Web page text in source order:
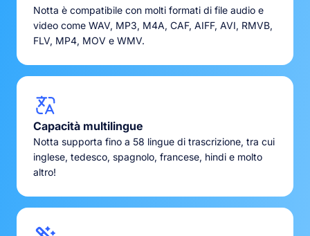
Notta è compatibile con molti formati di file audio e
video come WAV, MP3, M4A, CAF, AIFF, AVI, RMVB,
FLV, MP4, MOV e WMV.
Capacità multilingue
Notta supporta fino a 58 lingue di trascrizione, tra cui
inglese, tedesco, spagnolo, francese, hindi e molto
altro!